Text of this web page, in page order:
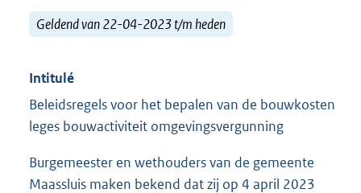
Geldend van 22-04-2023 t/m heden
Intitulé
Beleidsregels voor het bepalen van de bouwkosten
leges bouwactiviteit omgevingsvergunning
Burgemeester en wethouders van de gemeente
Maassluis maken bekend dat zij op 4 april 2023